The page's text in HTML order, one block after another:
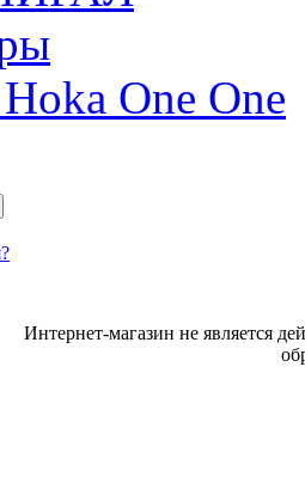
One One
Интернет-магазин не является